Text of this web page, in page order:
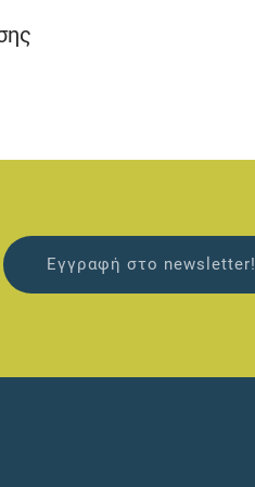
Εγγραφή στο newsletter!